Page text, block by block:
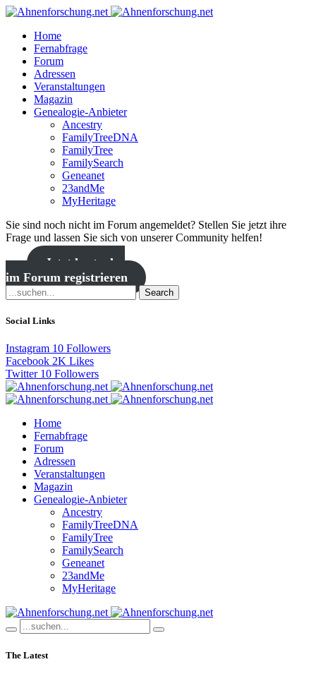
Home
Fernabfrage
Forum
Adressen
Veranstaltungen
Magazin
Genealogie-Anbieter
Ancestry
FamilyTreeDNA
FamilyTree
FamilySearch
Geneanet
23andMe
MyHeritage
Sie sind noch nicht im Forum angemeldet? Stellen Sie jetzt ihre
Frage und lassen Sie sich von unserer Community helfen!
Jetzt kostenlos
im Forum registrieren
Search
Social Links
Instagram 10 Followers
Facebook 2K Likes
Twitter 10 Followers
Home
Fernabfrage
Forum
Adressen
Veranstaltungen
Magazin
Genealogie-Anbieter
Ancestry
FamilyTreeDNA
FamilyTree
FamilySearch
Geneanet
23andMe
MyHeritage
The Latest